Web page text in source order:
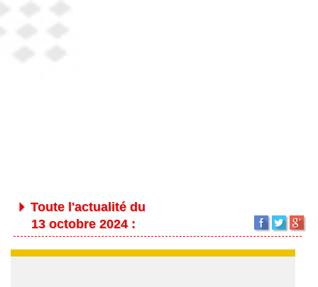
Toute l'actualité du
13 octobre 2024 :